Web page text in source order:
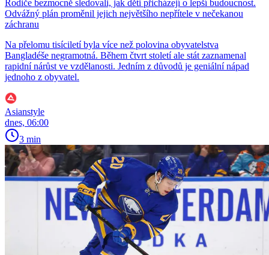
Rodiče bezmocně sledovali, jak děti přicházejí o lepší budoucnost.
Odvážný plán proměnil jejich největšího nepřítele v nečekanou
záchranu
Na přelomu tisíciletí byla více než polovina obyvatelstva
Bangladéše negramotná. Během čtvrt století ale stát zaznamenal
rapidní nárůst ve vzdělanosti. Jedním z důvodů je geniální nápad
jednoho z obyvatel.
Asianstyle
dnes, 06:00
3 min